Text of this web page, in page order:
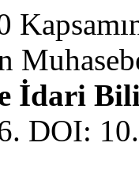
İdari
DOI: